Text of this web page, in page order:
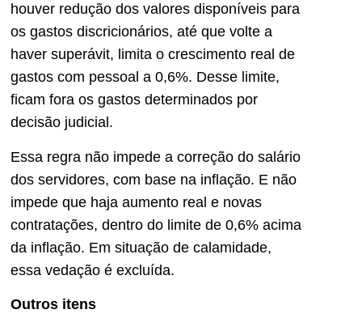
houver redução dos valores disponíveis para
os gastos discricionários, até que volte a
haver superávit, limita o crescimento real de
gastos com pessoal a 0,6%. Desse limite,
ficam fora os gastos determinados por
decisão judicial.
Essa regra não impede a correção do salário
dos servidores, com base na inflação. E não
impede que haja aumento real e novas
contratações, dentro do limite de 0,6% acima
da inflação. Em situação de calamidade,
essa vedação é excluída.
Outros itens